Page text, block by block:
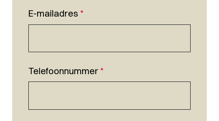
E-mailadres *
Telefoonnummer*